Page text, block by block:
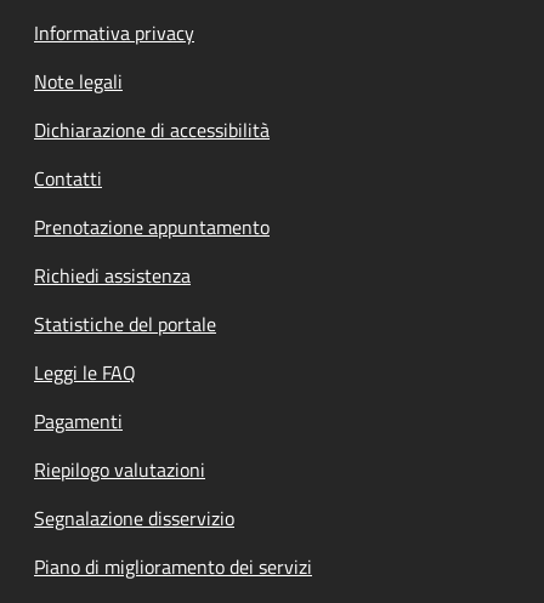
Informativa privacy
Note legali
Dichiarazione di accessibilità
Contatti
Prenotazione appuntamento
Richiedi assistenza
Statistiche del portale
Leggi le FAQ
Pagamenti
Riepilogo valutazioni
Segnalazione disservizio
Piano di miglioramento dei servizi